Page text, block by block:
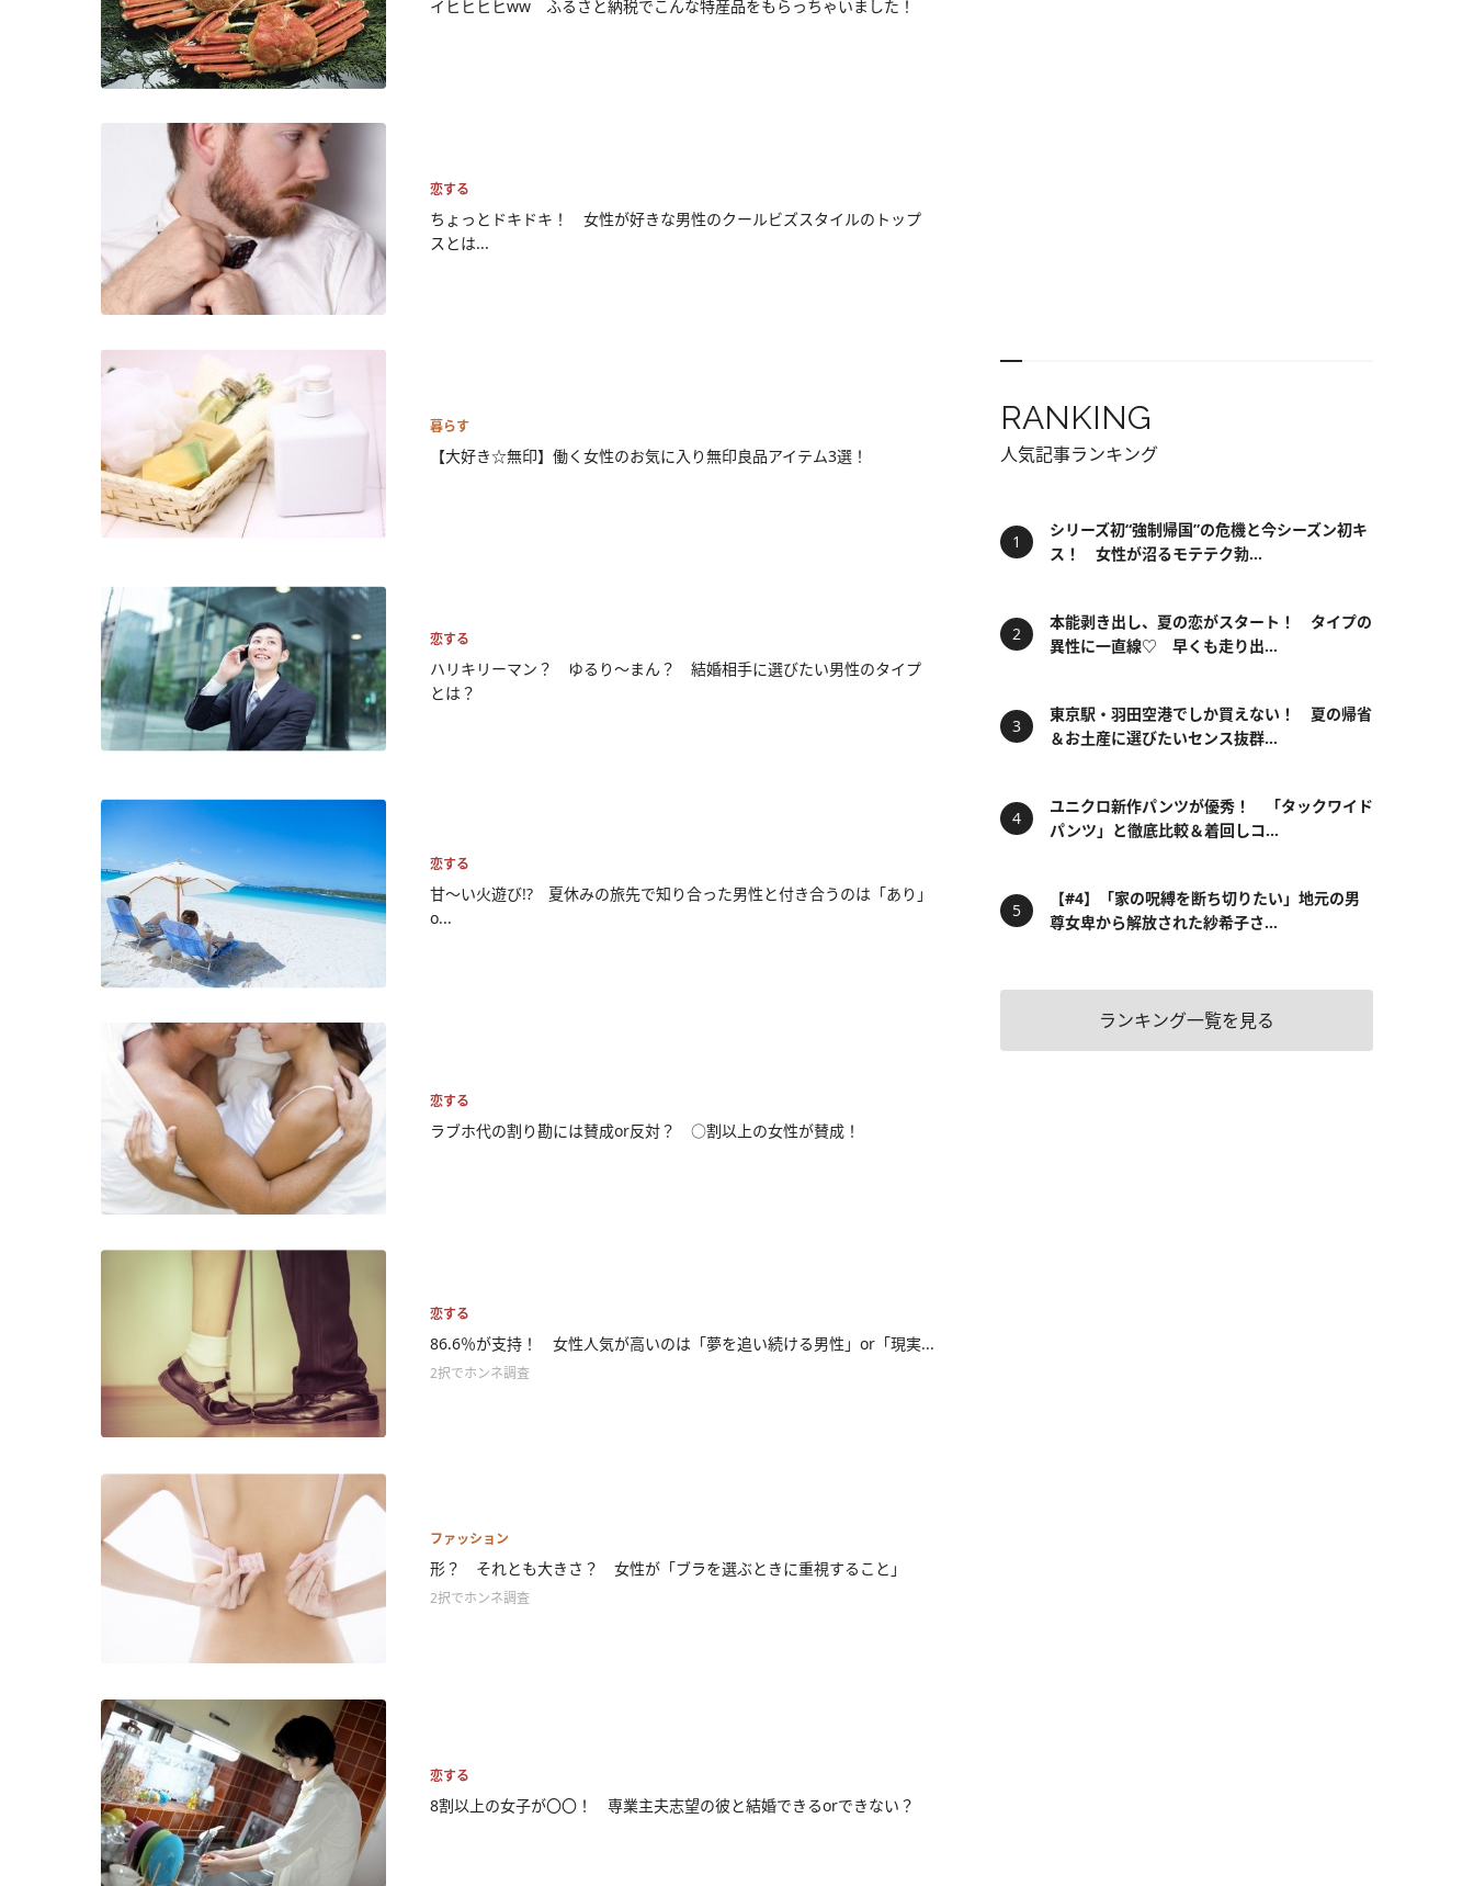
イヒヒヒヒww ふるさと納税でこんな特産品をもらっちゃいました！
恋する
ちょっとドキドキ！ 女性が好きな男性のクールビズスタイルのトップ
スとは...
暮らす
【大好き☆無印】働く女性のお気に入り無印良品アイテム3選！
恋する
ハリキリーマン？ ゆるり～まん？ 結婚相手に選びたい男性のタイプ
とは？
恋する
甘～い火遊び!? 夏休みの旅先で知り合った男性と付き合うのは「あり」
o...
恋する
ラブホ代の割り勘には賛成or反対？ ○割以上の女性が賛成！
恋する
86.6％が支持！ 女性人気が高いのは「夢を追い続ける男性」or「現実...
2択でホンネ調査
ファッション
形？ それとも大きさ？ 女性が「ブラを選ぶときに重視すること」
2択でホンネ調査
恋する
8割以上の女子が〇〇！ 専業主夫志望の彼と結婚できるorできない？
RANKING
人気記事ランキング
シリーズ初“強制帰国”の危機と今シーズン初キ
ス！ 女性が沼るモテテク勃...
本能剥き出し、夏の恋がスタート！ タイプの
異性に一直線♡ 早くも走り出...
東京駅・羽田空港でしか買えない！ 夏の帰省
＆お土産に選びたいセンス抜群...
ユニクロ新作パンツが優秀！ 「タックワイド
パンツ」と徹底比較＆着回しコ...
【#4】「家の呪縛を断ち切りたい」地元の男
尊女卑から解放された紗希子さ...
ランキング一覧を見る